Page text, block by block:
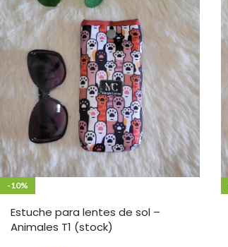
-10%
Estuche para lentes de sol –
Animales T1 (stock)